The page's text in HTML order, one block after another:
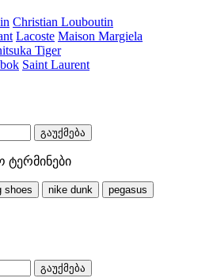
Christian Louboutin
Lacoste Maison Margiela
Tiger
Saint Laurent
გაუქმება
ტერმინები
shoes nike dunk
pegasus
გაუქმება